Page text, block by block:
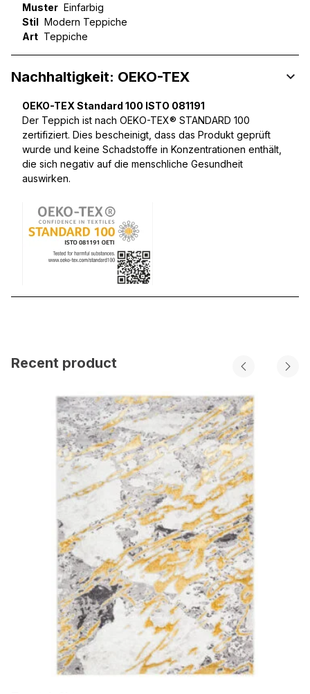
Muster Einfarbig
Stil Modern Teppiche
Art Teppiche
Nachhaltigkeit: OEKO-TEX
OEKO-TEX Standard 100 ISTO 081191
Der Teppich ist nach OEKO-TEX® STANDARD 100
zertifiziert. Dies bescheinigt, dass das Produkt geprüft
wurde und keine Schadstoffe in Konzentrationen enthält,
die sich negativ auf die menschliche Gesundheit
auswirken.
Recent product